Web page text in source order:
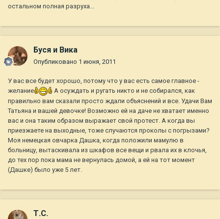
остальном полная разруха...
Буся и Вика
Опубликовано 1 июня, 2011
У вас все будет хорошо, потому что у вас есть самое главное -
желание
А осуждать и ругать никто и не собирался, как
правильно вам сказали просто ждали объяснений и все. Удачи Вам
Татьяна и вашей девочке! Возможно ей на даче не хватает именно
вас и она таким образом выражает свой протест. А когда вы
приезжаете на выходные, тоже случаются проколы с погрызами?
Моя немецкая овчарка Дашка, когда положили мамулю в
больницу, вытаскивала из шкафов все вещи и рвала их в клочья,
до тех пор пока мама не вернулась домой, а ей на тот момент
(Дашке) было уже 5 лет.
Т.С.